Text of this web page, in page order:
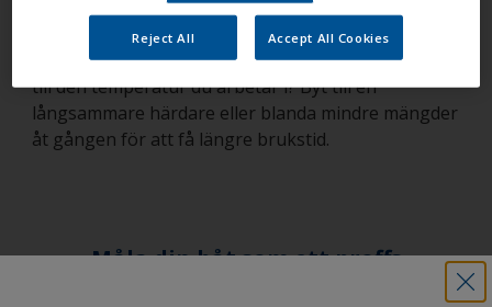
Kanske har du en för snabb härdare i förhållande
till den temperatur du arbetar i? Byt till en
långsammare härdare eller blanda mindre mängder
åt gången för att få längre brukstid.
Måla din båt som ett proffs
Reject All Accept All Cookies